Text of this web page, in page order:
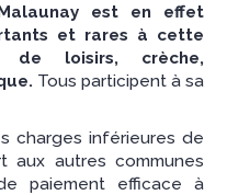
est en effet
et rares à cette
loisirs, crèche,
Tous participent à sa
charges inférieures de
aux autres communes
paiement efficace à